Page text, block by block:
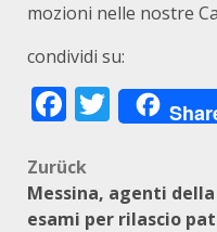
mozioni nelle nostre
condividi su:
Zurück
Messina, agenti
esami per rilascio